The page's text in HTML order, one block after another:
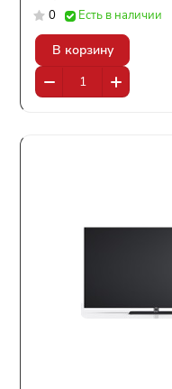
0 Есть в наличии
В корзину